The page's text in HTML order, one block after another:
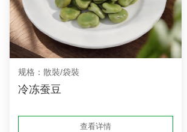
规格：散裝/袋裝
冷冻蚕豆
查看详情